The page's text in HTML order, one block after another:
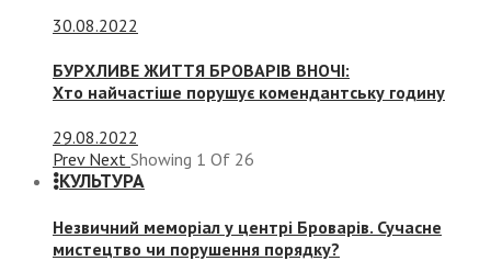
30.08.2022
БУРХЛИВЕ ЖИТТЯ БРОВАРІВ ВНОЧІ:
Хто найчастіше порушує комендантську годину
29.08.2022
Prev Next Showing 1 Of 26
КУЛЬТУРА
Незвичний меморіал у центрі Броварів. Сучасне
мистецтво чи порушення порядку?